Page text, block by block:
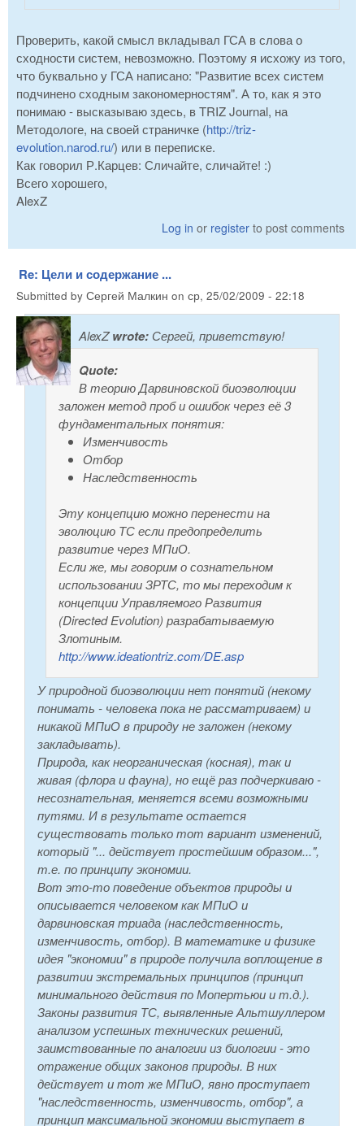
Проверить, какой смысл вкладывал ГСА в слова о
сходности систем, невозможно. Поэтому я исхожу из того,
что буквально у ГСА написано: "Развитие всех систем
подчинено сходным закономерностям". А то, как я это
понимаю - высказываю здесь, в TRIZ Journal, на
Методологе, на своей страничке (http://triz-
evolution.narod.ru/) или в переписке.
Как говорил Р.Карцев: Сличайте, сличайте! :)
Всего хорошего,
AlexZ
Log in or register to post comments
Re: Цели и содержание ...
Submitted by Сергей Малкин on ср, 25/02/2009 - 22:18
AlexZwrote:Сергей, приветствую!
Quote:
В теорию Дарвиновской биоэволюции
заложен метод проб и ошибок через её 3
фундаментальных понятия:
Изменчивость
Отбор
Наследственность
Эту концепцию можно перенести на
эволюцию ТС если предопределить
развитие через МПиО.
Если же, мы говорим о сознательном
использовании ЗРТС, то мы переходим к
концепции Управляемого Развития
(Directed Evolution) разрабатываемую
Злотиным.
http://www.ideationtriz.com/DE.asp
У природной биоэволюции нет понятий (некому
понимать - человека пока не рассматриваем) и
никакой МПиО в природу не заложен (некому
закладывать).
Природа, как неорганическая (косная), так и
живая (флора и фауна), но ещё раз подчеркиваю -
несознательная, меняется всеми возможными
путями. И в результате остается
существовать только тот вариант изменений,
который "... действует простейшим образом...",
т.е. по принципу экономии.
Вот это-то поведение объектов природы и
описывается человеком как МПиО и
дарвиновская триада (наследственность,
изменчивость, отбор). В математике и физике
идея "экономии" в природе получила воплощение в
развитии экстремальных принципов (принцип
минимального действия по Мопертьюи и т.д.).
Законы развития ТС, выявленные Альтшуллером
анализом успешных технических решений,
заимствованные по аналогии из биологии - это
отражение общих законов природы. В них
действует и тот же МПиО, явно проступает
"наследственность, изменчивость, отбор", а
принцип максимальной экономии выступает в